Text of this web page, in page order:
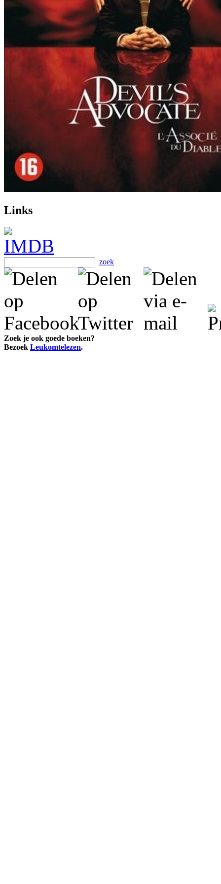
Links
zoek
Zoek je ook goede boeken?
Bezoek Leukomtelezen.